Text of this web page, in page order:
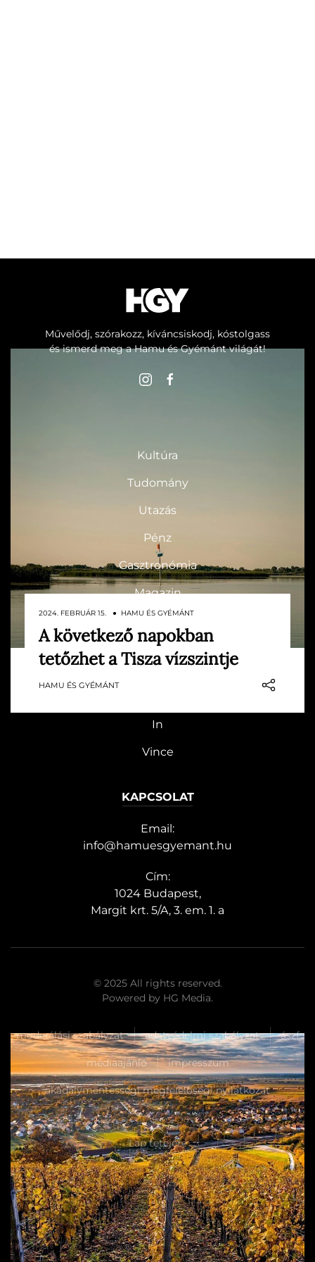
Az elmúlt napok tavaszias időjárása miatt
olvadásnak indult Kelet-Közép-Európa
hőtömege, amelynek következtében a
napokban árhullám éri el hazánkat. Alábbi
cikkünkben mutatjuk, mikor és hol érheti
el legmagasabb vízszintjét a Tisza.
2024. FEBRUÁR 15. ● HAMU ÉS GYÉMÁNT
A következő napokban
tetőzhet a Tisza vízszintje
HAMU ÉS GYÉMÁNT
Művelődj, szórakozz, kíváncsiskodj, kóstolgass
és ismerd meg a Hamu és Gyémánt világát!
Kultúra
Tudomány
Utazás
Pénz
Gasztronómia
Magazin
HG MEDIA
Magazin-előfizetés
In
Vince
KAPCSOLAT
Email:
info@hamuesgyemant.hu
Cím:
1024 Budapest,
Margit krt. 5/A, 3. em. 1. a
© 2025 All rights reserved.
Powered by HG Media.
moderálási szabályzat adatvédelmi szabályzat ászf
médiaajánló impresszum
akadálymentességi megfelelőségi nyilatkozat
Lap tetejére